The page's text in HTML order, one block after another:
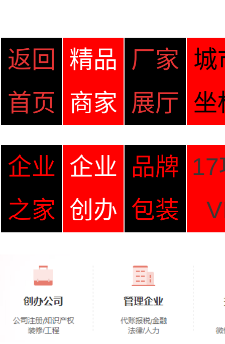
返回
首页
精品
商家
厂家
展厅
城
坐
企业
之家
企业
创办
品牌
包装
17